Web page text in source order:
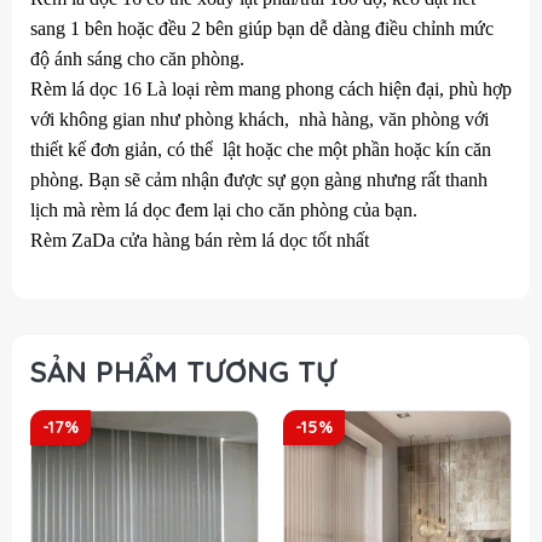
sang 1 bên hoặc đều 2 bên giúp bạn dễ dàng điều chỉnh mức
độ ánh sáng cho căn phòng.
Rèm lá dọc 16 Là loại rèm mang phong cách hiện đại, phù hợp
với không gian như phòng khách, nhà hàng, văn phòng với
thiết kế đơn giản, có thể lật hoặc che một phần hoặc kín căn
phòng. Bạn sẽ cảm nhận được sự gọn gàng nhưng rất thanh
lịch mà rèm lá dọc đem lại cho căn phòng của bạn.
Rèm ZaDa cửa hàng bán rèm lá dọctốt nhất
SẢN PHẨM TƯƠNG TỰ
-17% -15%